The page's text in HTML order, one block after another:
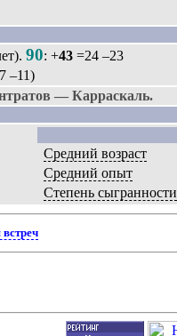
90: +43 =24 –23
–11)
— Карраскаль.
Средний возраст
Средний опыт
Степень сыгранности
встреч